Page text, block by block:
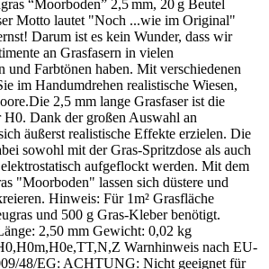
“Moorboden” 2,5 mm, 20 g Beutel
Motto lautet "Noch ...wie im Original"
Darum ist es kein Wunder, dass wir
an Grasfasern in vielen
und Farbtönen haben. Mit verschiedenen
im Handumdrehen realistische Wiesen,
2,5 mm lange Grasfaser ist die
Dank der großen Auswahl an
äußerst realistische Effekte erzielen. Die
sowohl mit der Gras-Spritzdose als auch
aufgeflockt werden. Mit dem
"Moorboden" lassen sich düstere und
Hinweis: Für 1m² Grasfläche
und 500 g Gras-Kleber benötigt.
2,50 mm Gewicht: 0,02 kg
Warnhinweis nach EU-
48/EG: ACHTUNG: Nicht geeignet für